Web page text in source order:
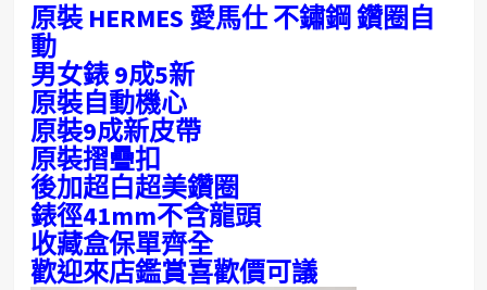
原裝 HERMES 愛馬仕 不鏽鋼 鑽圈自
動
男女錶 9成5新
原裝自動機心
原裝9成新皮帶
原裝摺疊扣
後加超白超美鑽圈
錶徑41mm不含龍頭
收藏盒保單齊全
歡迎來店鑑賞喜歡價可議